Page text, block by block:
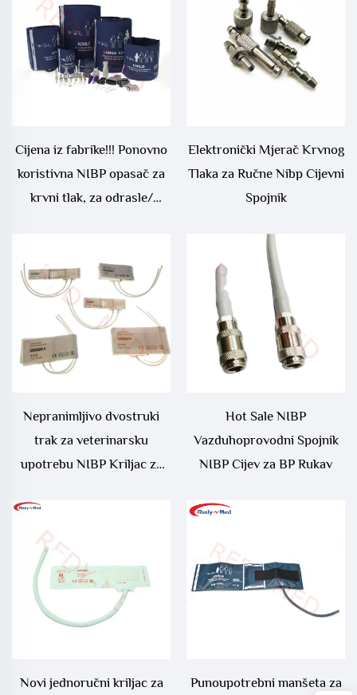
Cijena iz fabrike!!! Ponovno
koristivna NIBP opasač za
krvni tlak, za odrasle/
odraslog, ponovno
koristivna NIBP opasač
Elektronički Mjerač Krvnog
Tlaka za Ručne Nibp Cijevni
Spojnik
Nepranimljivo dvostruki
trak za veterinarsku
upotrebu NIBP Kriljac za
potrošnje za NIBP mjerenje
Hot Sale NIBP
Vazduhoprovodni Spojnik
NIBP Cijev za BP Rukav
Novi jednoručni kriljac za
Punoupotrebni manšeta za